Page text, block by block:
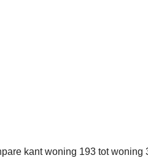
kant woning 193 tot woning